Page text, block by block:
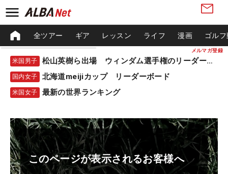
メルマガ登録
全ツアー ギア レッスン ライフ 漫画 ゴル
米国男子 松山英樹ら出場 ウィンダム選手権のリーダーボード
国内女子 北海道meijiカップ リーダーボード
米国女子 最新の世界ランキング
このページが表示されるお客様へ